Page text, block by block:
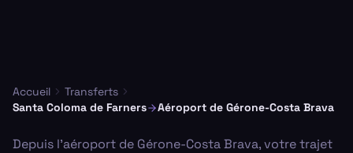
Accueil
Transferts
Santa Coloma de Farners
Aéroport de Gérone-Costa Brava
Depuis l'aéroport de Gérone-Costa Brava, votre trajet